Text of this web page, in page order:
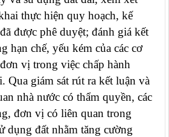
thực hiện quy hoạch, kế
được phê duyệt; đánh giá kết
hạn chế, yếu kém của các cơ
vị trong việc chấp hành
Qua giám sát rút ra kết luận và
nhà nước có thẩm quyền, các
đơn vị có liên quan trong
dụng đất nhằm tăng cường